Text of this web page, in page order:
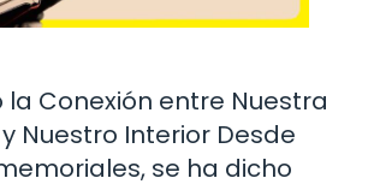
la Conexión entre Nuestra
Nuestro Interior Desde
se ha dicho